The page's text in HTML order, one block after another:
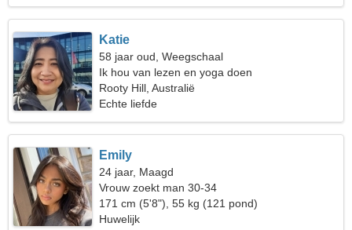
Katie
58 jaar oud, Weegschaal
Ik hou van lezen en yoga doen
Rooty Hill, Australië
Echte liefde
Emily
24 jaar, Maagd
Vrouw zoekt man 30-34
171 cm (5'8"), 55 kg (121 pond)
Huwelijk